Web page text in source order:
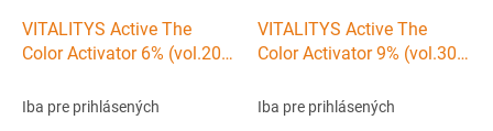
VITALITYS Active The
Color Activator 6% (vol.20)
1000ml
Iba pre prihlásených
VITALITYS Active The
Color Activator 9% (vol.30)
1000ml
Iba pre prihlásených